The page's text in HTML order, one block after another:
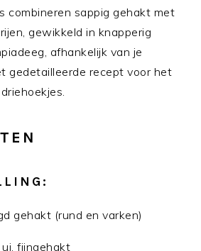
combineren sappig gehakt met
gewikkeld in knapperig
afhankelijk van je
gedetailleerde recept voor het
gehakt (rund en varken)
fijngehakt